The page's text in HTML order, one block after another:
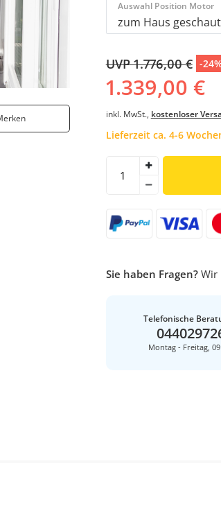
Auswahl Position Motor
UVP 1.776,00 € -
1.339,00 €
inkl. MwSt., kostenloser
Lieferzeit ca. 4-6
Sie haben Fragen?Wir
Telefonische
Montag - Freitag,